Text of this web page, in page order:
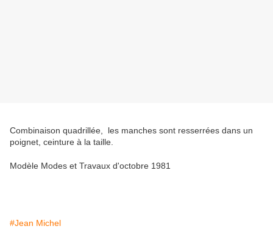
Combinaison quadrillée, les manches sont resserrées dans un
poignet, ceinture à la taille.
Modèle Modes et Travaux d'octobre 1981
#Jean Michel